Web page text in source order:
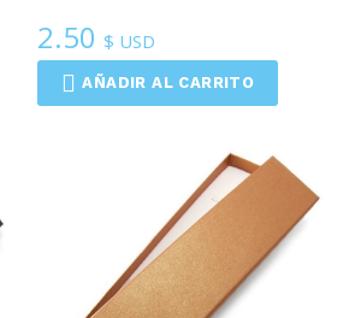
2.50$ USD
AÑADIR AL CARRITO